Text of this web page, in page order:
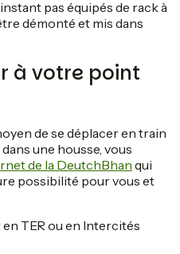
pas équipés de rack à
démonté et mis dans
à votre point
de se déplacer en train
une housse, vous
de la DeutchBhan qui
possibilité pour vous et
en TER ou en Intercités